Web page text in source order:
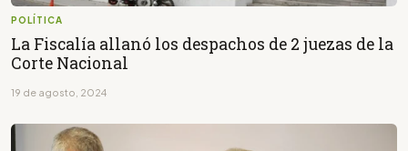
POLÍTICA
La Fiscalía allanó los despachos de 2 juezas de la
Corte Nacional
19 de agosto, 2024